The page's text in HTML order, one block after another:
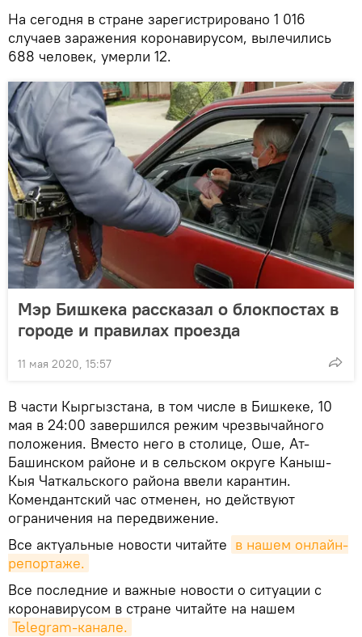
На сегодня в стране зарегистрировано 1 016
случаев заражения коронавирусом, вылечились
688 человек, умерли 12.
Мэр Бишкека рассказал о блокпостах в
городе и правилах проезда
11 мая 2020, 15:57
В части Кыргызстана, в том числе в Бишкеке, 10
мая в 24:00 завершился режим чрезвычайного
положения. Вместо него в столице, Оше, Ат-
Башинском районе и в сельском округе Каныш-
Кыя Чаткальского района ввели карантин.
Комендантский час отменен, но действуют
ограничения на передвижение.
Все актуальные новости читайте в нашем онлайн-
репортаже.
Все последние и важные новости о ситуации с
коронавирусом в стране читайте на нашем
Telegram-канале.